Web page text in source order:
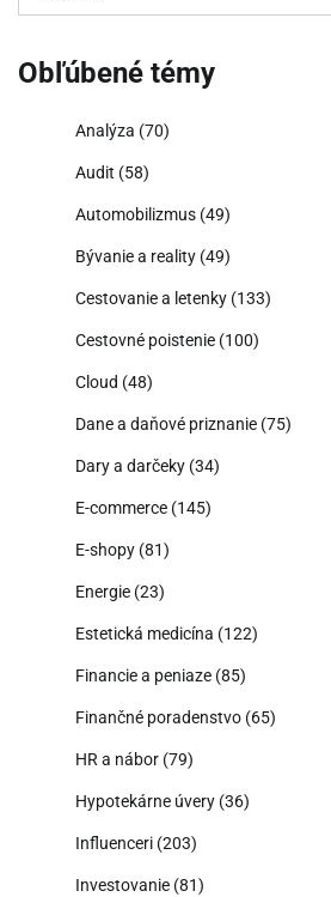
Obľúbené témy
Analýza (70)
Audit (58)
Automobilizmus (49)
Bývanie a reality (49)
Cestovanie a letenky (133)
Cestovné poistenie (100)
Cloud (48)
Dane a daňové priznanie (75)
Dary a darčeky (34)
E-commerce (145)
E-shopy (81)
Energie (23)
Estetická medicína (122)
Financie a peniaze (85)
Finančné poradenstvo (65)
HR a nábor (79)
Hypotekárne úvery (36)
Influenceri (203)
Investovanie (81)